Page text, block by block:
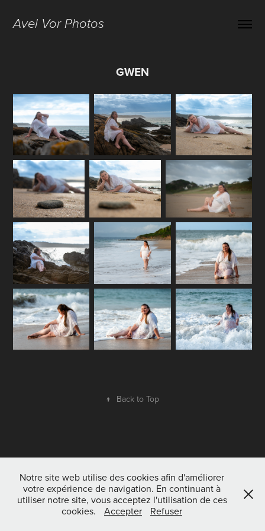
Avel Vor Photos
GWEN
↑ Back to Top
Notre site web utilise des cookies afin d'améliorer
votre expérience de navigation. En continuant à
utiliser notre site, vous acceptez l'utilisation de ces
cookies.
Accepter Refuser